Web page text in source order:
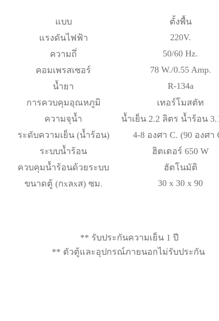
แบบ
ตั้งพื้น
แรงดันไฟฟ้า
220V.
ความถึ่
50/60 Hz.
คอมเพรสเซอร์
78 W./0.55 Amp.
น้ำยา
R-134a
การควบคุมอุณหภูมิ
เทอร์โมสตัท
ความจุน้ำ
น้ำเย็น 2.2 ลิตร น้ำร้อน
ระดับความเย็น (น้ำร้อน)
4-8 องศา C. (90 องศา
ระบบน้ำร้อน
ฮิตเตอร์ 650 W
ควบคุมน้ำร้อนด้วยระบบ
ฮัตโนมัติ
ขนาดตู้ (กxลxส) ซม.
30 x 30 x 90
** รับประกันความเย็น 1 ปี
** ตัวตู้และอุปกรณ์ภายนอกไม่รับประกัน